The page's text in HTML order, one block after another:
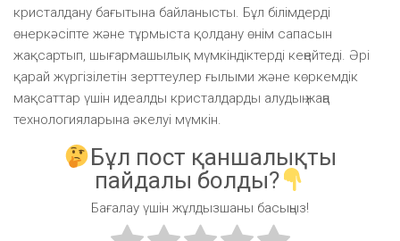
кристалдану бағытына байланысты. Бұл білімдерді
өнеркәсіпте және тұрмыста қолдану өнім сапасын
жақсартып, шығармашылық мүмкіндіктерді кеңейтеді. Әрі
қарай жүргізілетін зерттеулер ғылыми және көркемдік
мақсаттар үшін идеалды кристалдарды алудың жаңа
технологияларына әкелуі мүмкін.
Бұл пост қаншалықты
пайдалы болды?
Бағалау үшін жұлдызшаны басыңыз!